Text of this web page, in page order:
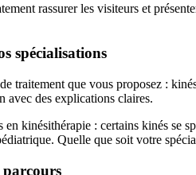
rassurer les visiteurs et
spécialisations
traitement que vous proposez :
avec des explications claires.
kinésithérapie : certains kinés se
Quelle que soit votre
parcours